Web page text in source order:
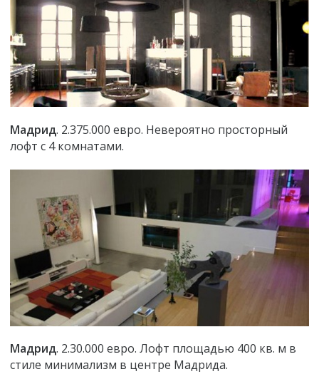
Мадрид. 2.375.000 евро. Невероятно просторный
лофт с 4 комнатами.
Мадрид. 2.30.000 евро. Лофт площадью 400 кв. м в
стиле минимализм в центре Мадрида.